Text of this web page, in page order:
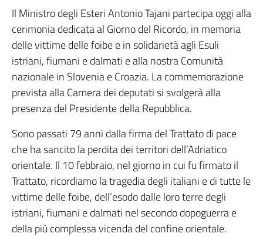
Il Ministro degli Esteri Antonio Tajani partecipa oggi alla
cerimonia dedicata al Giorno del Ricordo, in memoria
delle vittime delle foibe e in solidarietà agli Esuli
istriani, fiumani e dalmati e alla nostra Comunità
nazionale in Slovenia e Croazia. La commemorazione
prevista alla Camera dei deputati si svolgerà alla
presenza del Presidente della Repubblica.
Sono passati 79 anni dalla firma del Trattato di pace
che ha sancito la perdita dei territori dell’Adriatico
orientale. Il 10 febbraio, nel giorno in cui fu firmato il
Trattato, ricordiamo la tragedia degli italiani e di tutte le
vittime delle foibe, dell’esodo dalle loro terre degli
istriani, fiumani e dalmati nel secondo dopoguerra e
della più complessa vicenda del confine orientale.